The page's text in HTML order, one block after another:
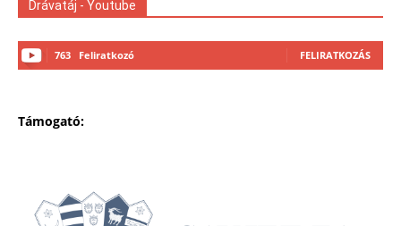
Drávatáj - Youtube
763 Feliratkozó FELIRATKOZÁS
Támogató: